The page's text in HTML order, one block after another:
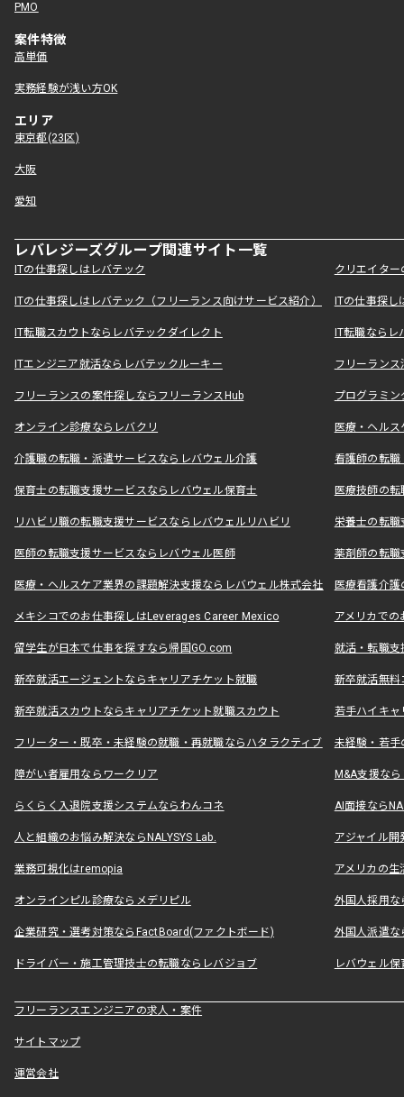
PMO
案件特徴
高単価
実務経験が浅い方OK
エリア
東京都(23区)
大阪
愛知
レバレジーズグループ関連サイト一覧
ITの仕事探しはレバテック クリエイタ
ITの仕事探しはレバテック（フリーランス向けサービス紹介） ITの仕事探
IT転職スカウトならレバテックダイレクト IT転職なら
ITエンジニア就活ならレバテックルーキー フリーラン
フリーランスの案件探しならフリーランスHub プログラミ
オンライン診療ならレバクリ 医療・ヘル
介護職の転職・派遣サービスならレバウェル介護 看護師の転
保育士の転職支援サービスならレバウェル保育士 医療技師の
リハビリ職の転職支援サービスならレバウェルリハビリ 栄養士の転
医師の転職支援サービスならレバウェル医師 薬剤師の転
医療・ヘルスケア業界の課題解決支援ならレバウェル株式会社 医療看護介
メキシコでのお仕事探しはLeverages Career Mexico アメリカで
留学生が日本で仕事を探すなら帰国GO.com 就活・転職
新卒就活エージェントならキャリアチケット就職 新卒就活無料
新卒就活スカウトならキャリアチケット就職スカウト 若手ハイキ
フリーター・既卒・未経験の就職・再就職ならハタラクティブ 未経験・若手
障がい者雇用ならワークリア M&A支援な
らくらく入退院支援システムならわんコネ AI面接なら
人と組織のお悩み解決ならNALYSYS Lab. アジャイル
業務可視化はremopia アメリカの
オンラインピル診療ならメデリピル 外国人採用
企業研究・選考対策ならFactBoard(ファクトボード) 外国人派遣な
ドライバー・施工管理技士の転職ならレバジョブ レバウェル
フリーランスエンジニアの求人・案件
サイトマップ
運営会社